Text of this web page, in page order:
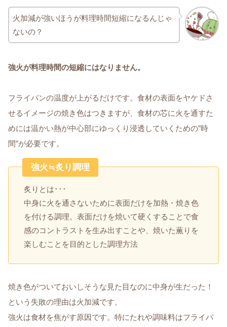
火加減が強いほうが料理時間短縮になるんじゃ
ないの？
強火が料理時間の短縮にはなりません。
フライパンの温度が上がるだけです。食材の表面をヤケドさ
せるイメージの焼き色はつきますが、食材の芯に火を通すた
めには温かい熱が中心部にゆっくり浸透していくための”時
間”が必要です。
強火≒炙り調理
炙りとは･･･
中身に火を通さないために表面だけを加熱・焼き色
を付ける調理。表面だけを焼いて硬くすることで食
感のコントラストを生み出すことや、焼いた薫りを
楽しむことを目的とした調理方法
焼き色がついておいしそうな見た目なのに中身が生だった！
という失敗の理由は火加減です。
強火は食材を焦がす原因です。特にたれや調味料はフライパ